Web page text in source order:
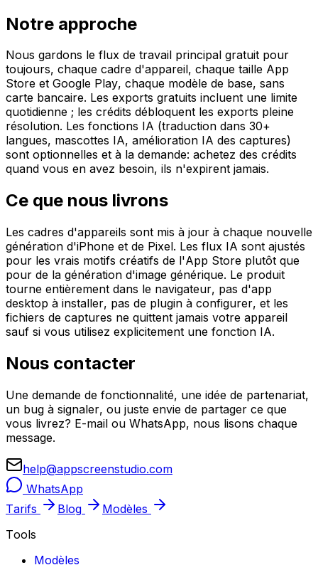
Notre approche
Nous gardons le flux de travail principal gratuit pour
toujours, chaque cadre d'appareil, chaque taille App
Store et Google Play, chaque modèle de base, sans
carte bancaire. Les exports gratuits incluent une limite
quotidienne ; les crédits débloquent les exports pleine
résolution. Les fonctions IA (traduction dans 30+
langues, mascottes IA, amélioration IA des captures)
sont optionnelles et à la demande: achetez des crédits
quand vous en avez besoin, ils n'expirent jamais.
Ce que nous livrons
Les cadres d'appareils sont mis à jour à chaque nouvelle
génération d'iPhone et de Pixel. Les flux IA sont ajustés
pour les vrais motifs créatifs de l'App Store plutôt que
pour de la génération d'image générique. Le produit
tourne entièrement dans le navigateur, pas d'app
desktop à installer, pas de plugin à configurer, et les
fichiers de captures ne quittent jamais votre appareil
sauf si vous utilisez explicitement une fonction IA.
Nous contacter
Une demande de fonctionnalité, une idée de partenariat,
un bug à signaler, ou juste envie de partager ce que
vous livrez? E-mail ou WhatsApp, nous lisons chaque
message.
help@appscreenstudio.com
WhatsApp
Tarifs
Blog
Modèles
Tools
Modèles